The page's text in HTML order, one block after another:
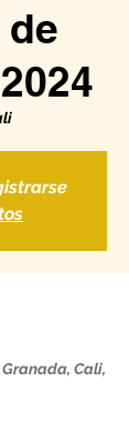
Cali,